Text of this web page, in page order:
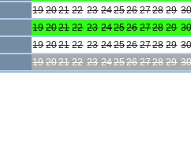
192021 22 23 2425262728 29
192021 22 23 2425262728 29
192021 22 23 2425262728 29
192021 22 23 2425262728 29